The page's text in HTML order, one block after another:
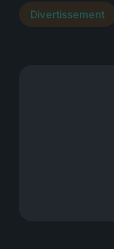
Divertissement